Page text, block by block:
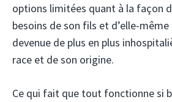
options limitées quant à la façon
besoins de son fils et d’elle-même
devenue de plus en plus
race et de son origine.
Ce qui fait que tout fonctionne si